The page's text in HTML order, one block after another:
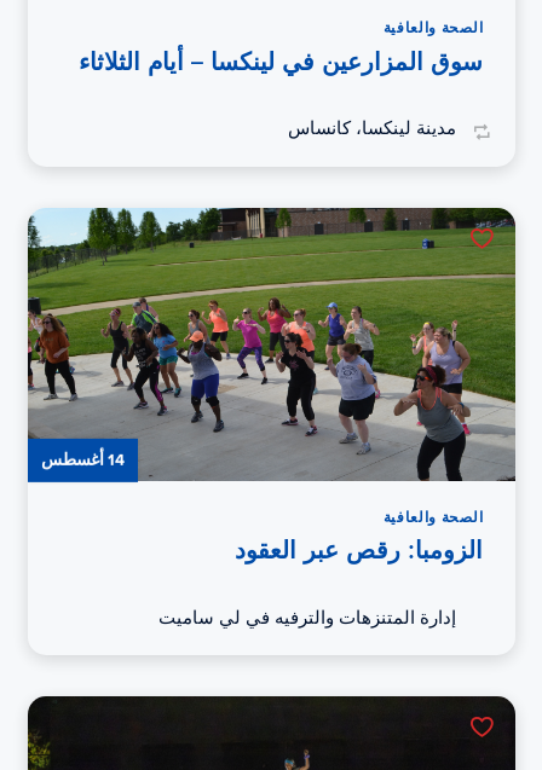
الصحة والعافية
سوق المزارعين في لينكسا – أيام الثلاثاء
مدينة لينكسا، كانساس
14 أغسطس
الصحة والعافية
الزومبا: رقص عبر العقود
إدارة المتنزهات والترفيه في لي ساميت